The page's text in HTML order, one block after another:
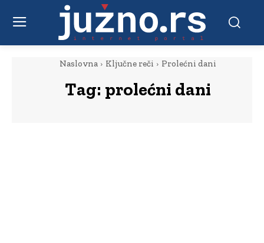
Naslovna Ključne reči Prolećni dani
Tag: prolećni dani